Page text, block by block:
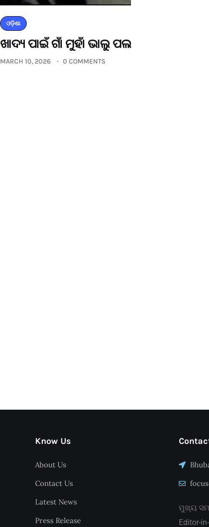
ଓଡ଼ିଶା
ଖାଦ୍ୟ ପାଇଁ ଗାଁ ମୁହାଁ ଭାଲୁ ପଲ
MARCH 10, 2026 0 COMMENTS
Know Us
About Us
Contact Us
Latest News
Press Release
ମୁଖ୍ୟ
Editor-